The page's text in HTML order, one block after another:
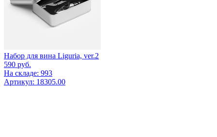
Набор для вина Liguria, ver.2
590 руб.
На складе: 993
Артикул: 18305.00